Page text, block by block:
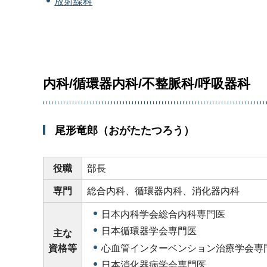
内科/循環器内科/不整脈科/呼吸器科
尾形竜郎（おがたたつろう）
役職 部長
専門 総合内科、循環器内科、消化器内科
主な
資格等
日本内科学会総合内科専門医
日本循環器学会専門医
心血管インターベンション治療学会専
日本消化器病学会専門医